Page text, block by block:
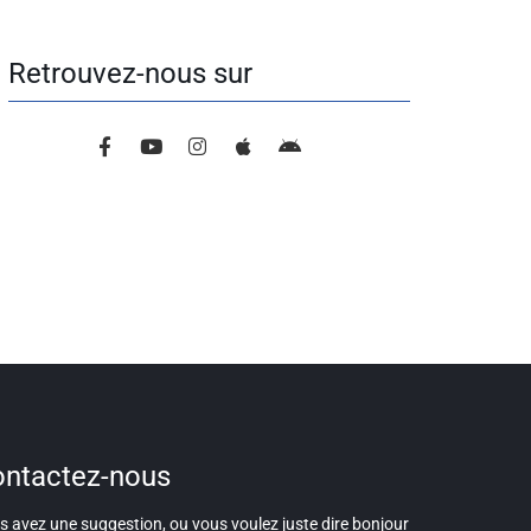
Retrouvez-nous sur
nous
avez une suggestion, ou vous voulez juste dire bonjour